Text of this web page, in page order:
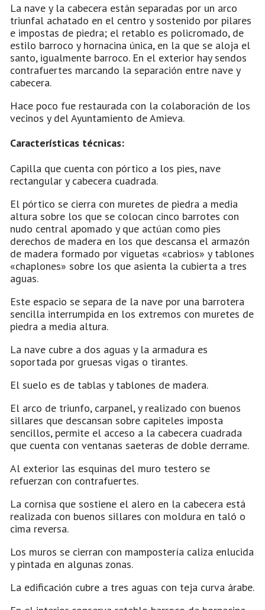
La nave y la cabecera están separadas por un arco
triunfal achatado en el centro y sostenido por pilares
e impostas de piedra; el retablo es policromado, de
estilo barroco y hornacina única, en la que se aloja el
santo, igualmente barroco. En el exterior hay sendos
contrafuertes marcando la separación entre nave y
cabecera.
Hace poco fue restaurada con la colaboración de los
vecinos y del Ayuntamiento de Amieva.
Características técnicas:
Capilla que cuenta con pórtico a los pies, nave
rectangular y cabecera cuadrada.
El pórtico se cierra con muretes de piedra a media
altura sobre los que se colocan cinco barrotes con
nudo central apomado y que actúan como pies
derechos de madera en los que descansa el armazón
de madera formado por viguetas «cabrios» y tablones
«chaplones» sobre los que asienta la cubierta a tres
aguas.
Este espacio se separa de la nave por una barrotera
sencilla interrumpida en los extremos con muretes de
piedra a media altura.
La nave cubre a dos aguas y la armadura es
soportada por gruesas vigas o tirantes.
El suelo es de tablas y tablones de madera.
El arco de triunfo, carpanel, y realizado con buenos
sillares que descansan sobre capiteles imposta
sencillos, permite el acceso a la cabecera cuadrada
que cuenta con ventanas saeteras de doble derrame.
Al exterior las esquinas del muro testero se
refuerzan con contrafuertes.
La cornisa que sostiene el alero en la cabecera está
realizada con buenos sillares con moldura en taló o
cima reversa.
Los muros se cierran con mampostería caliza enlucida
y pintada en algunas zonas.
La edificación cubre a tres aguas con teja curva árabe.